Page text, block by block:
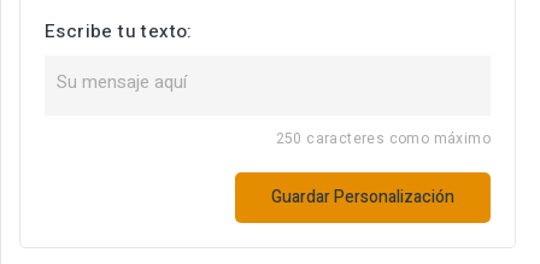
Escribe tu texto:
250 caracteres como máximo
Guardar Personalización